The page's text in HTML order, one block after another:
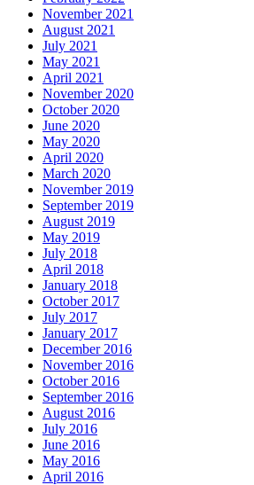
November 2021
August 2021
July 2021
May 2021
April 2021
November 2020
October 2020
June 2020
May 2020
April 2020
March 2020
November 2019
September 2019
August 2019
May 2019
July 2018
April 2018
January 2018
October 2017
July 2017
January 2017
December 2016
November 2016
October 2016
September 2016
August 2016
July 2016
June 2016
May 2016
April 2016